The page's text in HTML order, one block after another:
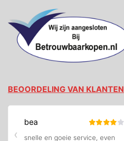
BEOORDELING VAN KLANTEN